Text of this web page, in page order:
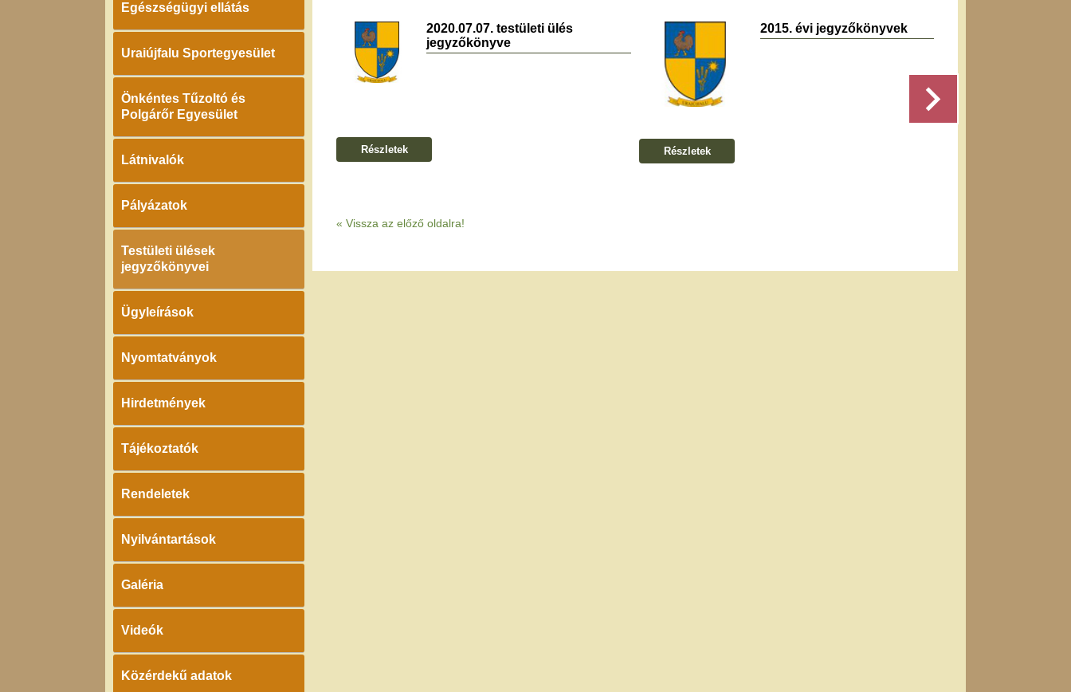
Egészségügyi ellátás
Uraiújfalu Sportegyesület
Önkéntes Tűzoltó és
Polgárőr Egyesület
Látnivalók
Pályázatok
Testületi ülések
jegyzőkönyvei
Ügyleírások
Nyomtatványok
Hirdetmények
Tájékoztatók
Rendeletek
Nyilvántartások
Galéria
Videók
Közérdekű adatok
2020.07.07. testületi ülés
jegyzőkönyve
Részletek
2015. évi jegyzőkönyvek
Részletek
« Vissza az előző oldalra!